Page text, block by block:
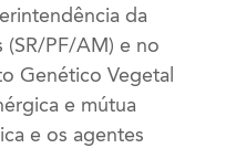
da
(SR/PF/AM) e no
Genético Vegetal
e mútua
e os agentes